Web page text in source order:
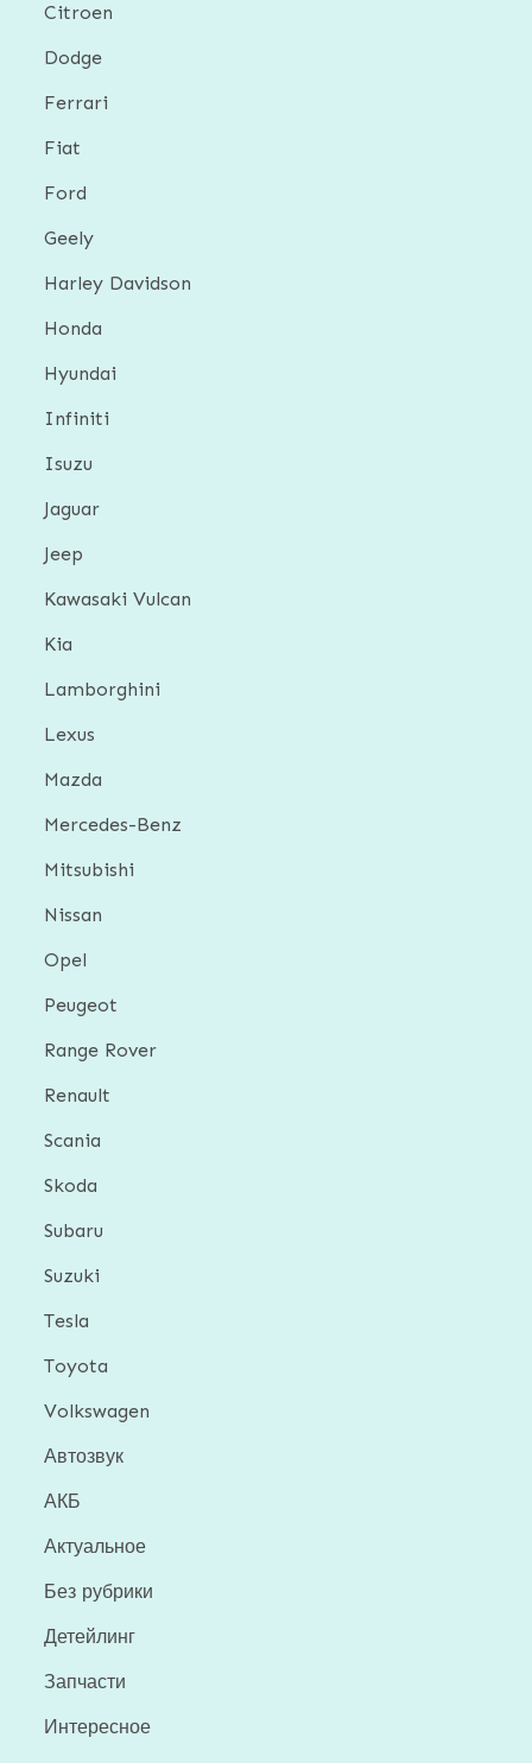
Citroen
Dodge
Ferrari
Fiat
Ford
Geely
Harley Davidson
Honda
Hyundai
Infiniti
Isuzu
Jaguar
Jeep
Kawasaki Vulcan
Kia
Lamborghini
Lexus
Mazda
Mercedes-Benz
Mitsubishi
Nissan
Opel
Peugeot
Range Rover
Renault
Scania
Skoda
Subaru
Suzuki
Tesla
Toyota
Volkswagen
Автозвук
АКБ
Актуальное
Без рубрики
Детейлинг
Запчасти
Интересное